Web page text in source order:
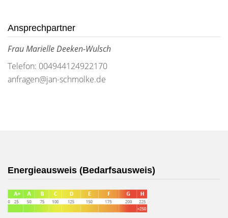
Ansprechpartner
Frau Marielle Deeken-Wulsch
Telefon: 004944124922170
anfragen@jan-schmolke.de
Energieausweis (Bedarfsausweis)